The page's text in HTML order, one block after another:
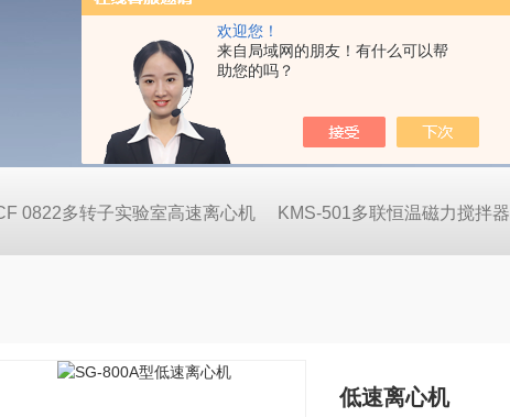
欢迎您！
来自局域网的朋友！有什么可以帮
助您的吗？
0822多转子实验室高速离心机 KMS-501多联恒温磁力搅拌器
低速离心机